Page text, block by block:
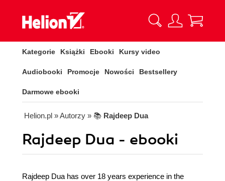
Kategorie Książki Ebooki Kursy video
Audiobooki Promocje Nowości Bestsellery
Darmowe ebooki
Helion.pl » Autorzy » 📚 Rajdeep Dua
Rajdeep Dua - ebooki
Rajdeep Dua has over 18 years experience in the